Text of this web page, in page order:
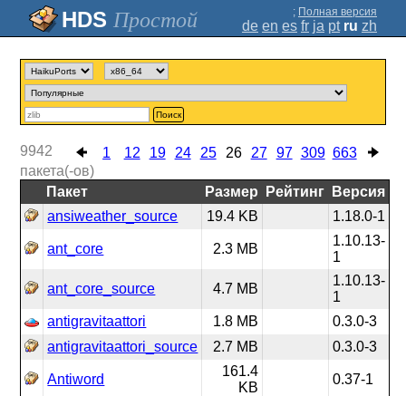
Простой ; Полная версия
de en es fr ja pt ru zh
Поиск
1 12 19 24 25 26 27 97 309 663
9942
пакета(-ов)
Пакет
Размер Рейтинг
Версия
ansiweather_source
19.4 KB 1.18.0-1
ant_core 2.3 MB
1.10.13-
1
ant_core_source 4.7 MB
1.10.13-
1
antigravitaattori
1.8 MB
0.3.0-3
antigravitaattori_source
2.7 MB 0.3.0-3
Antiword
161.4
KB
0.37-1